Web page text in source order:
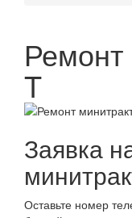
Ремонт
T
Заявка
Оставьте номер